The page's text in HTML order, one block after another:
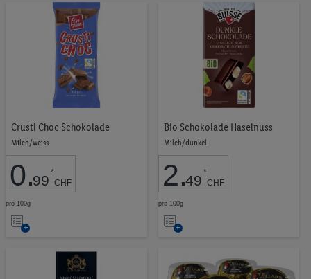
Merkliste
Crusti Choc Schokolade
Milch/weiss
0.99 *
CHF
pro 100g
Auf
Merkliste
Bio Schokolade Haselnuss
Milch/dunkel
2.49 *
CHF
pro 100g
Auf
Merkliste